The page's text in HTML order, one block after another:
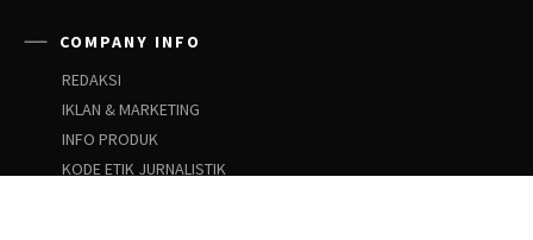
COMPANY INFO
REDAKSI
IKLAN & MARKETING
INFO PRODUK
KODE ETIK JURNALISTIK